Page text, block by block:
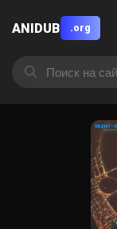
ANIDUB .org